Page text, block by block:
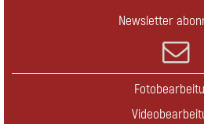
Newsletter